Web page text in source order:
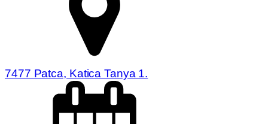
7477 Patca, Katica Tanya 1.